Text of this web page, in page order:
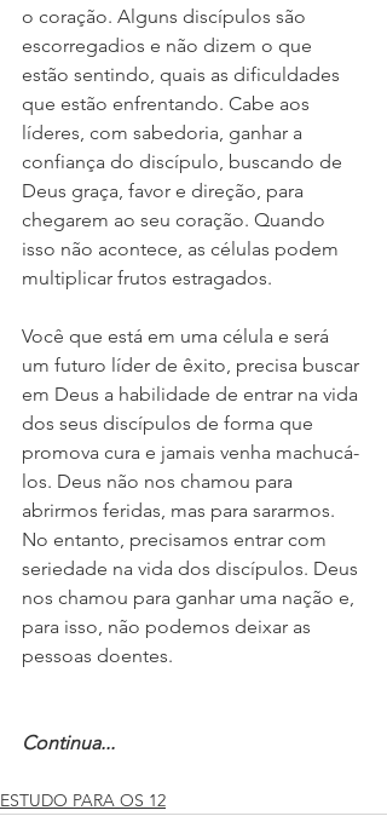
o coração. Alguns discípulos são
escorregadios e não dizem o que
estão sentindo, quais as dificuldades
que estão enfrentando. Cabe aos
líderes, com sabedoria, ganhar a
confiança do discípulo, buscando de
Deus graça, favor e direção, para
chegarem ao seu coração. Quando
isso não acontece, as células podem
multiplicar frutos estragados.
Você que está em uma célula e será
um futuro líder de êxito, precisa buscar
em Deus a habilidade de entrar na vida
dos seus discípulos de forma que
promova cura e jamais venha machucá-
los. Deus não nos chamou para
abrirmos feridas, mas para sararmos.
No entanto, precisamos entrar com
seriedade na vida dos discípulos. Deus
nos chamou para ganhar uma nação e,
para isso, não podemos deixar as
pessoas doentes.
Continua...
ESTUDO PARA OS 12